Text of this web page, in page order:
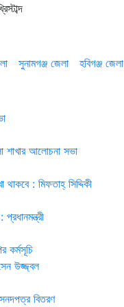
সুনামগঞ্জ জেলা হবিগঞ্জ জেলা
শাখার আলোচনা সভা
: মিফতাহ্ সিদ্দিকী
কর্মসূচি
উজ্জ্বল
বিতরণ